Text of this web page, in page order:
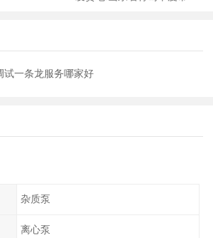
试一条龙服务哪家好
杂质泵
离心泵